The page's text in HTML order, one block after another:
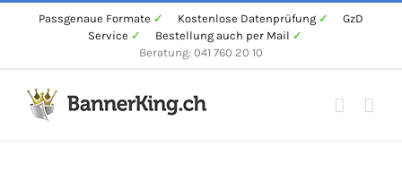
Passgenaue Formate ✓ Kostenlose Datenprüfung ✓
GzD
Service ✓ Bestellung auch per Mail ✓
Beratung: 041 760 20 10